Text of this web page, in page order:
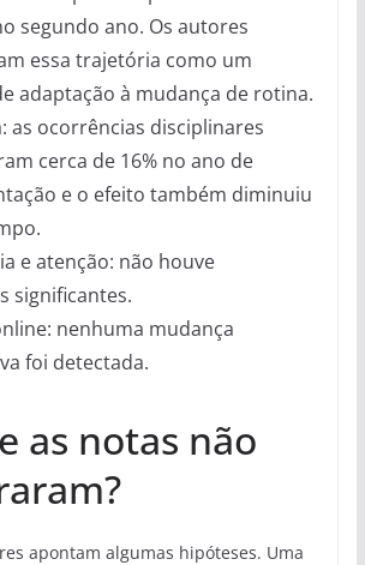
segundo ano. Os autores
essa trajetória como um
adaptação à mudança de rotina.
as ocorrências disciplinares
cerca de 16% no ano de
e o efeito também diminuiu
e atenção: não houve
significantes.
nenhuma mudança
foi detectada.
as notas não
apontam algumas hipóteses. Uma